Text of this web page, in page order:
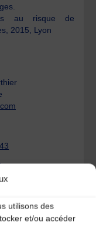
utilisons des
et/ou accéder
au risque de
2015, Lyon